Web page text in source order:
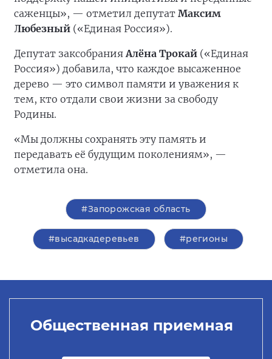
саженцы», — отметил депутат Максим
Любезный («Единая Россия»).
Депутат заксобранияАлёна Трокай («Единая
Россия») добавила, что каждое высаженное
дерево — это символ памяти и уважения к
тем, кто отдали свои жизни за свободу
Родины.
«Мы должны сохранять эту память и
передавать её будущим поколениям», —
отметила она.
#Запорожская область
#высадкадеревьев #регионы
Общественная приемная